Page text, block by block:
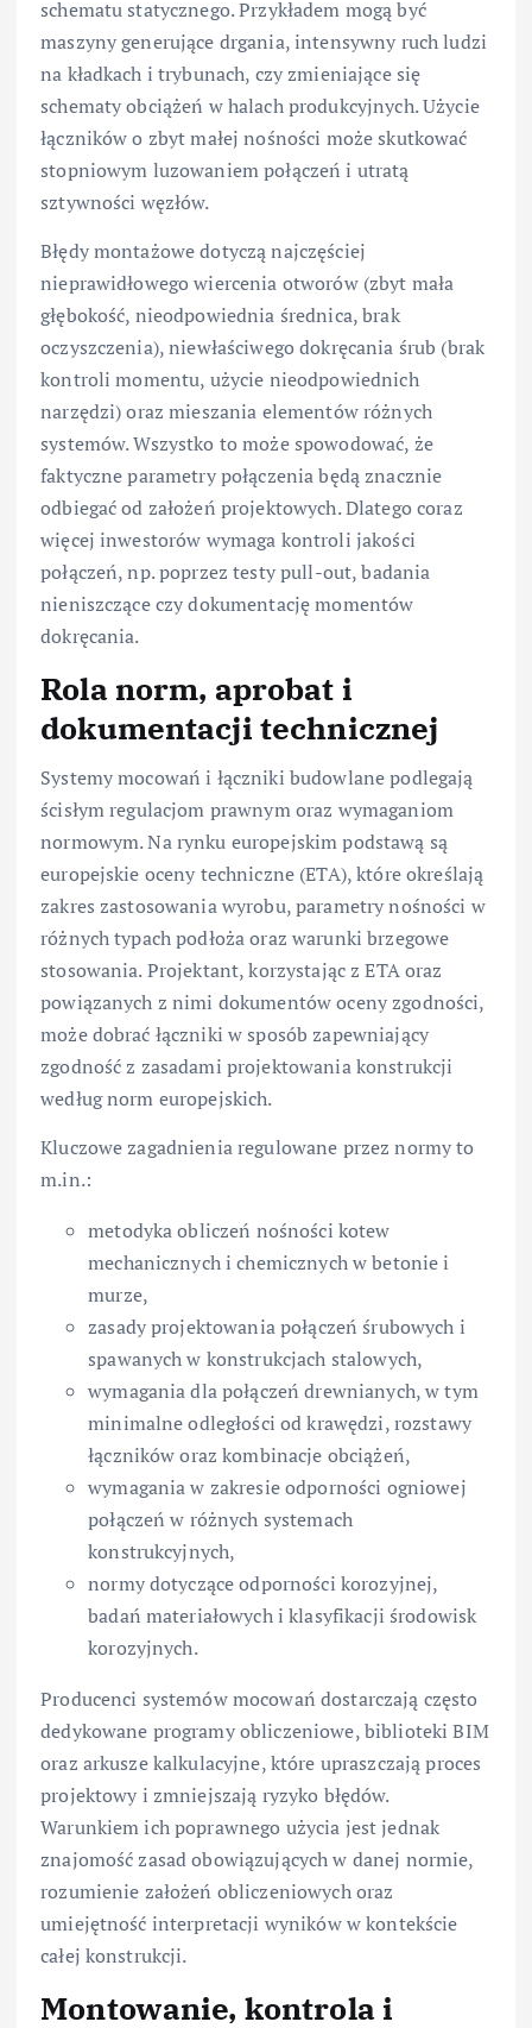
schematu statycznego. Przykładem mogą być
maszyny generujące drgania, intensywny ruch ludzi
na kładkach i trybunach, czy zmieniające się
schematy obciążeń w halach produkcyjnych. Użycie
łączników o zbyt małej nośności może skutkować
stopniowym luzowaniem połączeń i utratą
sztywności węzłów.
Błędy montażowe dotyczą najczęściej
nieprawidłowego wiercenia otworów (zbyt mała
głębokość, nieodpowiednia średnica, brak
oczyszczenia), niewłaściwego dokręcania śrub (brak
kontroli momentu, użycie nieodpowiednich
narzędzi) oraz mieszania elementów różnych
systemów. Wszystko to może spowodować, że
faktyczne parametry połączenia będą znacznie
odbiegać od założeń projektowych. Dlatego coraz
więcej inwestorów wymaga kontroli jakości
połączeń, np. poprzez testy pull-out, badania
nieniszczące czy dokumentację momentów
dokręcania.
Rola norm, aprobat i
dokumentacji technicznej
Systemy mocowań i łączniki budowlane podlegają
ścisłym regulacjom prawnym oraz wymaganiom
normowym. Na rynku europejskim podstawą są
europejskie oceny techniczne (ETA), które określają
zakres zastosowania wyrobu, parametry nośności w
różnych typach podłoża oraz warunki brzegowe
stosowania. Projektant, korzystając z ETA oraz
powiązanych z nimi dokumentów oceny zgodności,
może dobrać łączniki w sposób zapewniający
zgodność z zasadami projektowania konstrukcji
według norm europejskich.
Kluczowe zagadnienia regulowane przez normy to
m.in.:
metodyka obliczeń nośności kotew
mechanicznych i chemicznych w betonie i
murze,
zasady projektowania połączeń śrubowych i
spawanych w konstrukcjach stalowych,
wymagania dla połączeń drewnianych, w tym
minimalne odległości od krawędzi, rozstawy
łączników oraz kombinacje obciążeń,
wymagania w zakresie odporności ogniowej
połączeń w różnych systemach
konstrukcyjnych,
normy dotyczące odporności korozyjnej,
badań materiałowych i klasyfikacji środowisk
korozyjnych.
Producenci systemów mocowań dostarczają często
dedykowane programy obliczeniowe, biblioteki BIM
oraz arkusze kalkulacyjne, które upraszczają proces
projektowy i zmniejszają ryzyko błędów.
Warunkiem ich poprawnego użycia jest jednak
znajomość zasad obowiązujących w danej normie,
rozumienie założeń obliczeniowych oraz
umiejętność interpretacji wyników w kontekście
całej konstrukcji.
Montowanie, kontrola i